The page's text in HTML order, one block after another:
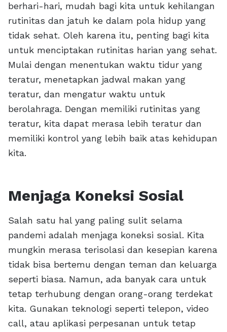
berhari-hari, mudah bagi kita untuk kehilangan
rutinitas dan jatuh ke dalam pola hidup yang
tidak sehat. Oleh karena itu, penting bagi kita
untuk menciptakan rutinitas harian yang sehat.
Mulai dengan menentukan waktu tidur yang
teratur, menetapkan jadwal makan yang
teratur, dan mengatur waktu untuk
berolahraga. Dengan memiliki rutinitas yang
teratur, kita dapat merasa lebih teratur dan
memiliki kontrol yang lebih baik atas kehidupan
kita.
Menjaga Koneksi Sosial
Salah satu hal yang paling sulit selama
pandemi adalah menjaga koneksi sosial. Kita
mungkin merasa terisolasi dan kesepian karena
tidak bisa bertemu dengan teman dan keluarga
seperti biasa. Namun, ada banyak cara untuk
tetap terhubung dengan orang-orang terdekat
kita. Gunakan teknologi seperti telepon, video
call, atau aplikasi perpesanan untuk tetap